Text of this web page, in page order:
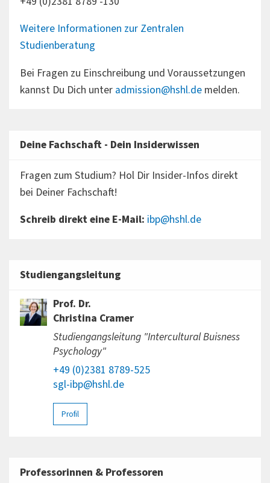
Weitere Informationen zur Zentralen
Studienberatung
Bei Fragen zu Einschreibung und Voraussetzungen
kannst Du Dich unter admission@hshl.demelden.
Deine Fachschaft - Dein Insiderwissen
Fragen zum Studium? Hol Dir Insider-Infos direkt
bei Deiner Fachschaft!
Schreib direkt eine E-Mail: ibp@hshl.de
Studiengangsleitung
Prof. Dr.
Christina Cramer
Studiengangsleitung "Intercultural Buisness
Psychology"
+49 (0)2381 8789-525
sgl-ibp@hshl.de
Profil
Professorinnen & Professoren